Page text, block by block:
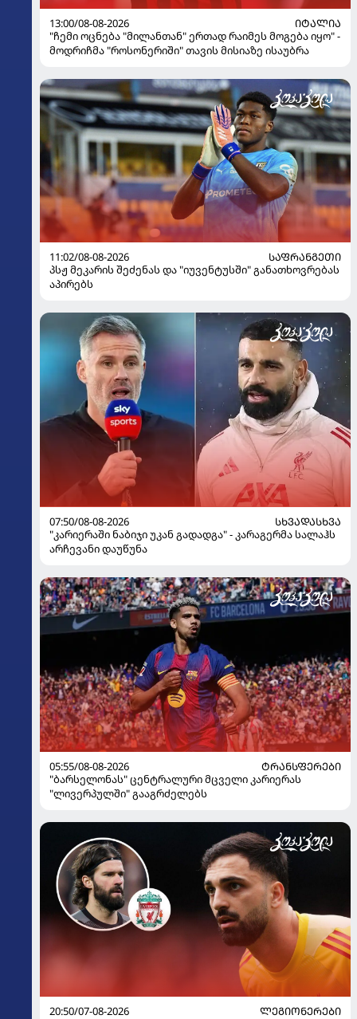
13:00/08-08-2026
ᲘᲢᲐᲚᲘᲐ
"ჩემი ოცნება "მილანთან" ერთად რაიმეს მოგება იყო" -
მოდრიჩმა "როსონერიში" თავის მისიაზე ისაუბრა
11:02/08-08-2026
ᲡᲐᲤᲠᲐᲜᲒᲔᲗᲘ
პსჟ მეკარის შეძენას და "იუვენტუსში" განათხოვრებას
აპირებს
07:50/08-08-2026
ᲡᲮᲕᲐᲓᲐᲡᲮᲕᲐ
"კარიერაში ნაბიჯი უკან გადადგა" - კარაგერმა სალაჰს
არჩევანი დაუწუნა
05:55/08-08-2026
ᲢᲠᲐᲜᲡᲤᲔᲠᲔᲑᲘ
"ბარსელონას" ცენტრალური მცველი კარიერას
"ლივერპულში" გააგრძელებს
20:50/07-08-2026
ᲚᲔᲒᲘᲝᲜᲔᲠᲔᲑᲘ